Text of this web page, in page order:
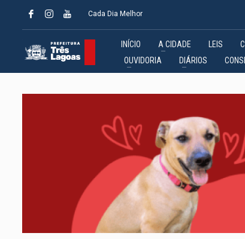
Cada Dia Melhor
INÍCIO A CIDADE LEIS
OUVIDORIA
DIÁRIOS